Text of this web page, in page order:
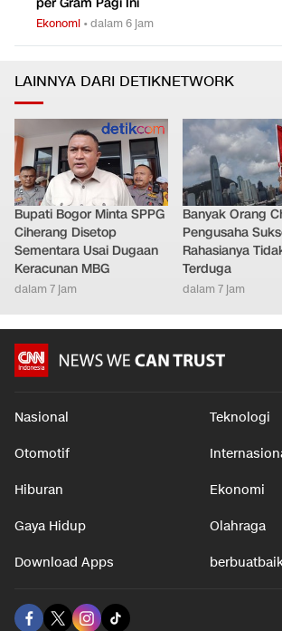
Ekonomi•dalam 5 jam
Ekonomi •dalam 6 jam
LAINNYA DARI DETIKNETWORK
Bupati Bogor Minta SPPG
Ciherang Disetop
dalam 7 jam
Banyak Orang
Pengusaha
dalam 7 jam
Nasional Teknologi
Otomotif Internasional
Hiburan Ekonomi